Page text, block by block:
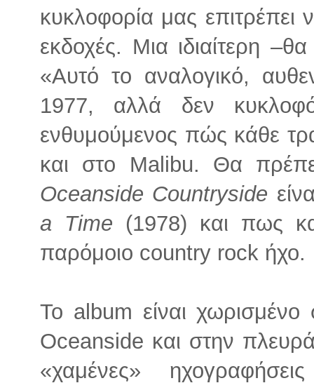
κυκλοφορία μας επιτρέπει
εκδοχές. Μια ιδιαίτερη
«Αυτό το αναλογικό,
1977, αλλά δεν
ενθυμούμενος πώς κάθε
και στο Malibu. Θα
Oceanside Countryside
a Time (1978) και πως
παρόμοιο country rock ήχο.
Το album είναι
Oceanside και στην
«χαμένες»